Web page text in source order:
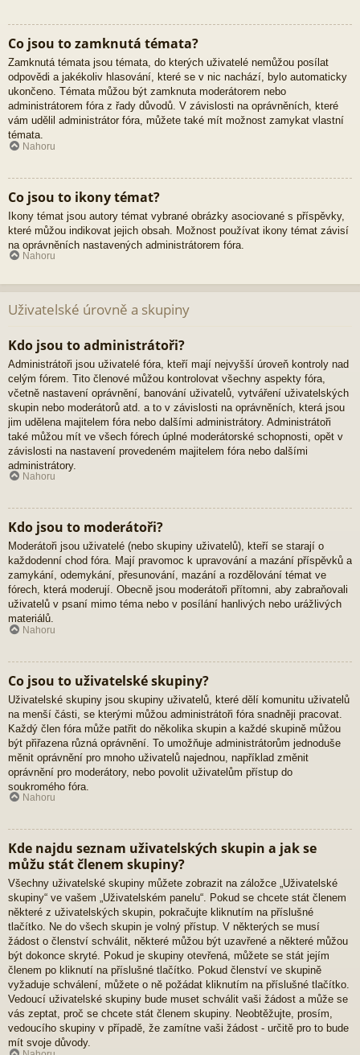
Co jsou to zamknutá témata?
Zamknutá témata jsou témata, do kterých uživatelé nemůžou posílat
odpovědi a jakékoliv hlasování, které se v nic nachází, bylo automaticky
ukončeno. Témata můžou být zamknuta moderátorem nebo
administrátorem fóra z řady důvodů. V závislosti na oprávněních, které
vám udělil administrátor fóra, můžete také mít možnost zamykat vlastní
témata.
Nahoru
Co jsou to ikony témat?
Ikony témat jsou autory témat vybrané obrázky asociované s příspěvky,
které můžou indikovat jejich obsah. Možnost používat ikony témat závisí
na oprávněních nastavených administrátorem fóra.
Nahoru
Uživatelské úrovně a skupiny
Kdo jsou to administrátoři?
Administrátoři jsou uživatelé fóra, kteří mají nejvyšší úroveň kontroly nad
celým fórem. Tito členové můžou kontrolovat všechny aspekty fóra,
včetně nastavení oprávnění, banování uživatelů, vytváření uživatelských
skupin nebo moderátorů atd. a to v závislosti na oprávněních, která jsou
jim udělena majitelem fóra nebo dalšími administrátory. Administrátoři
také můžou mít ve všech fórech úplné moderátorské schopnosti, opět v
závislosti na nastavení provedeném majitelem fóra nebo dalšími
administrátory.
Nahoru
Kdo jsou to moderátoři?
Moderátoři jsou uživatelé (nebo skupiny uživatelů), kteří se starají o
každodenní chod fóra. Mají pravomoc k upravování a mazání příspěvků a
zamykání, odemykání, přesunování, mazání a rozdělování témat ve
fórech, která moderují. Obecně jsou moderátoři přítomni, aby zabraňovali
uživatelů v psaní mimo téma nebo v posílání hanlivých nebo urážlivých
materiálů.
Nahoru
Co jsou to uživatelské skupiny?
Uživatelské skupiny jsou skupiny uživatelů, které dělí komunitu uživatelů
na menší části, se kterými můžou administrátoři fóra snadněji pracovat.
Každý člen fóra může patřit do několika skupin a každé skupině můžou
být přiřazena různá oprávnění. To umožňuje administrátorům jednoduše
měnit oprávnění pro mnoho uživatelů najednou, například změnit
oprávnění pro moderátory, nebo povolit uživatelům přístup do
soukromého fóra.
Nahoru
Kde najdu seznam uživatelských skupin a jak se
můžu stát členem skupiny?
Všechny uživatelské skupiny můžete zobrazit na záložce „Uživatelské
skupiny“ ve vašem „Uživatelském panelu“. Pokud se chcete stát členem
některé z uživatelských skupin, pokračujte kliknutím na příslušné
tlačítko. Ne do všech skupin je volný přístup. V některých se musí
žádost o členství schválit, některé můžou být uzavřené a některé můžou
být dokonce skryté. Pokud je skupiny otevřená, můžete se stát jejím
členem po kliknutí na příslušné tlačítko. Pokud členství ve skupině
vyžaduje schválení, můžete o ně požádat kliknutím na příslušné tlačítko.
Vedoucí uživatelské skupiny bude muset schválit vaši žádost a může se
vás zeptat, proč se chcete stát členem skupiny. Neobtěžujte, prosím,
vedoucího skupiny v případě, že zamítne vaši žádost - určitě pro to bude
mít svoje důvody.